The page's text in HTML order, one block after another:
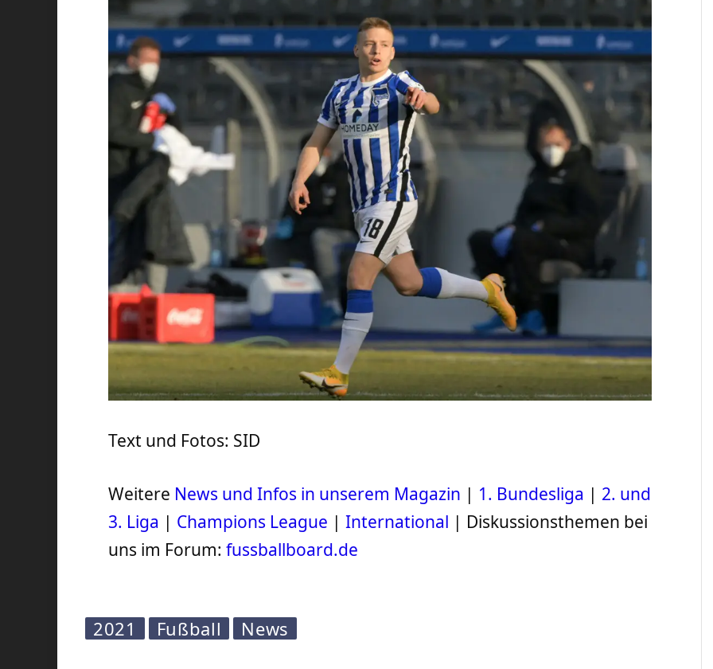
Text und Fotos: SID
Weitere News und Infos in unserem Magazin | 1. Bundesliga | 2. und
3. Liga | Champions League |International | Diskussionsthemen bei
uns im Forum:fussballboard.de
2021 Fußball News